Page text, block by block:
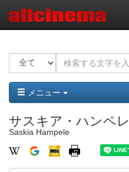
メニュー
サスキア・ハンペレ
Saskia Hampele